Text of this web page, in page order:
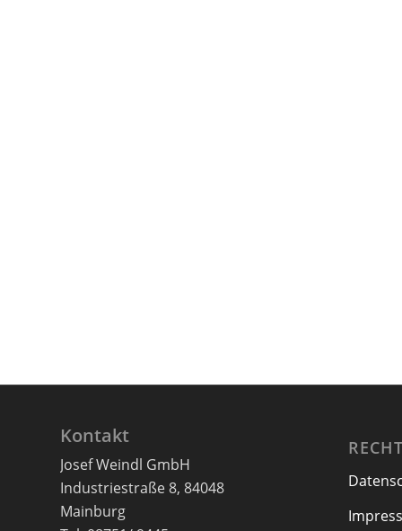
Kontakt
Josef Weindl GmbH
Industriestraße 8, 84048
Mainburg